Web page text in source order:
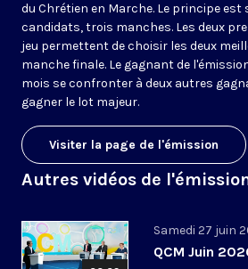
du Chrétien en Marche. Le principe est
candidats, trois manches. Les deux
jeu permettent de choisir les deux
manche finale. Le gagnant de
mois se confronter à deux autres
gagner le lot majeur.
Visiter la page de l'émission
Autres vidéos de
Samedi 27 juin
QCM Juin